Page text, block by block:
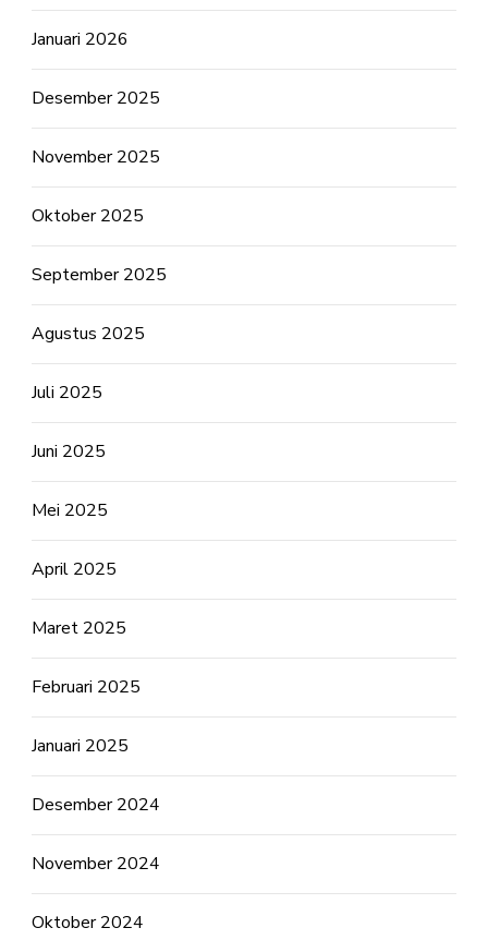
Januari 2026
Desember 2025
November 2025
Oktober 2025
September 2025
Agustus 2025
Juli 2025
Juni 2025
Mei 2025
April 2025
Maret 2025
Februari 2025
Januari 2025
Desember 2024
November 2024
Oktober 2024